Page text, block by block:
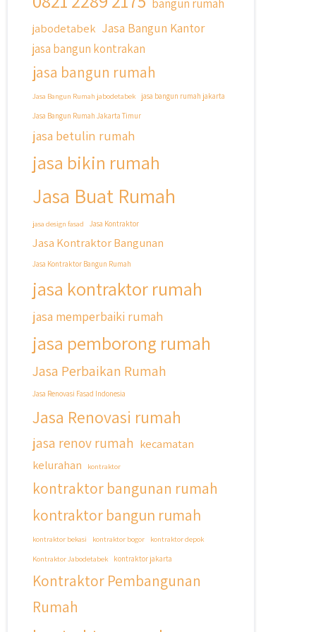
Cicilan ?? 🤗
Untuk informasi lebih lanjut terkait
program cicilan ini temen temen bisa
langsung klik link di bio yaa
#jasabangunrumahjakarta
#jasarenovasirumahjakarta
#kontraktorbangunan
#kontraktorbangunanrumah
#kontraktorbangunanjakarta
#kontraktorinteriorjakarta
#jasarenovasirumahbekasi
#jasadesainrumahmurah
#jasadesainrumahjakarta
#jasabangunrumahjabodetabek
bangun rumah
jabodetabek Jasa Bangun Kantor
jasa bangun kontrakan
jasa bangun rumah
Jasa Bangun Rumah jabodetabek
jasa bangun rumah jakarta
Jasa Bangun Rumah Jakarta Timur
jasa betulin rumah
jasa bikin rumah
Jasa Buat Rumah
jasa design fasad Jasa Kontraktor
Jasa Kontraktor Bangunan
Jasa Kontraktor Bangun Rumah
jasa kontraktor rumah
jasa memperbaiki rumah
jasa pemborong rumah
Jasa Perbaikan Rumah
Jasa Renovasi Fasad Indonesia
Jasa Renovasi rumah
jasa renov rumah kecamatan
kelurahan
kontraktor
kontraktor bangunan rumah
kontraktor bangun rumah
kontraktor bekasi kontraktor bogor
kontraktor depok
Kontraktor Jabodetabek
kontraktor jakarta
Kontraktor Pembangunan
Rumah